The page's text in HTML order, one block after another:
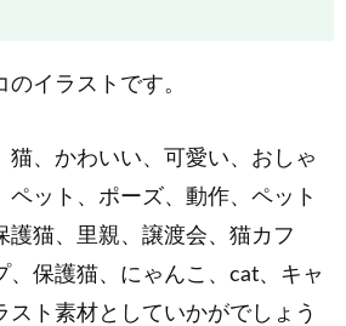
イラストです。
猫、かわいい、可愛い、おしゃ
ペット、ポーズ、動作、ペット
護猫、里親、譲渡会、猫カフ
、保護猫、にゃんこ、cat、キャ
スト素材としていかがでしょう